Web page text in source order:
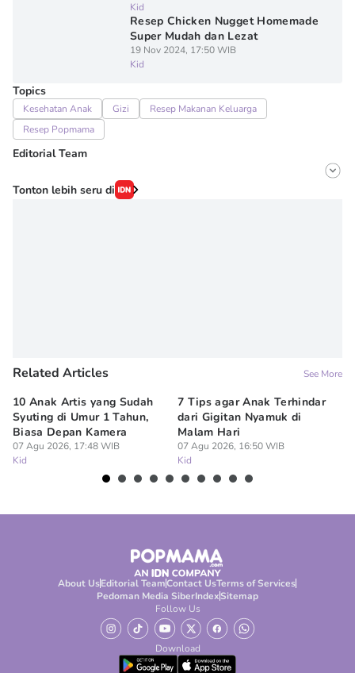
Kid
Resep Chicken Nugget Homemade
Super Mudah dan Lezat
19 Nov 2024, 17:50 WIB
Kid
Topics
Kesehatan Anak Gizi
Resep Makanan Keluarga
Resep Popmama
Editorial Team
Editor
Irma ediarti mardiyah
Tonton lebih seru di
Related Articles See More
10 Anak Artis yang Sudah
Syuting di Umur 1 Tahun,
Biasa Depan Kamera
07 Agu 2026, 17:48 WIB
Kid
7 Tips agar Anak Terhindar
dari Gigitan Nyamuk di
Malam Hari
07 Agu 2026, 16:50 WIB
Kid
About UsEditorial TeamContact UsTerms of Services
Pedoman Media SiberIndexSitemap
Follow Us
Download